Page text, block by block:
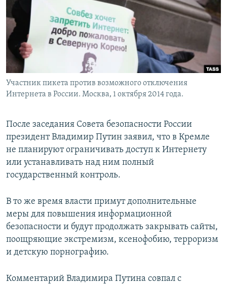
СПОРТ
АРХИВ
Հայերեն
English
Русский
Все сайты Радио Азатутюн
Участник пикета против возможного отключения
Интернета в России. Москва, 1 октября 2014 года.
После заседания Совета безопасности России
президент Владимир Путин заявил, что в Кремле
не планируют ограничивать доступ к Интернету
или устанавливать над ним полный
государственный контроль.
В то же время власти примут дополнительные
меры для повышения информационной
безопасности и будут продолжать закрывать сайты,
поощряющие экстремизм, ксенофобию, терроризм
и детскую порнографию.
Комментарий Владимира Путина совпал с